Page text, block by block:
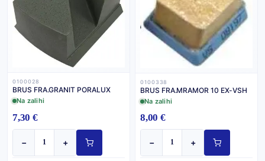
0100028
BRUS FRA.GRANIT PORALUX
Na zalihi
7,30 €
− +
0100338
BRUS FRA.MRAMOR 10 EX-VSH
Na zalihi
8,00 €
− +